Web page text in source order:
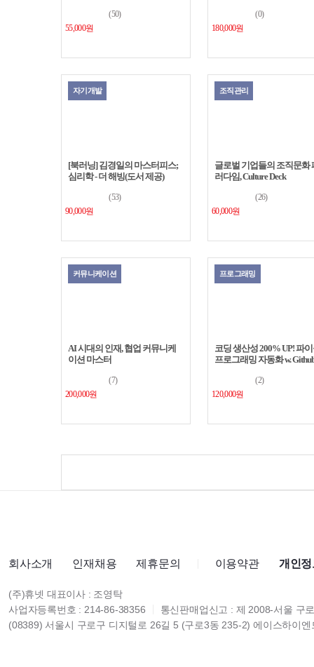
(50)
55,000원
(0)
180,000원
자기개발
[북러닝] 김경일의 마스터피스;
심리학 - 더 해빙(도서 제공)
(53)
90,000원
조직관리
글로벌 기업들의 조직문화
러다임, Culture Deck
(26)
60,000원
커뮤니케이션
AI 시대의 인재, 협업 커뮤니케
이션 마스터
(7)
200,000원
프로그래밍
코딩 생산성 200% UP! 파
프로그래밍 자동화 w.
(2)
120,000원
회사소개 인재채용 제휴문의 이용약관 개인
(주)휴넷 대표이사 : 조영탁
사업자등록번호 : 214-86-38356
통신판매업신고 : 제 2008-서울 구
(08389) 서울시 구로구 디지털로 26길 5 (구로3동 235-2) 에이스하이